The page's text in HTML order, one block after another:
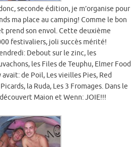
seconde édition, je m’organise pour
ma place au camping! Comme le bon
prend son envol. Cette deuxième
festivaliers, joli succès mérité!
Debout sur le zinc, les
les Files de Teuphu, Elmer Food
de Poil, Les vieilles Pies, Red
la Ruda, Les 3 Fromages. Dans le
Maion et Wenn: JOIE!!!